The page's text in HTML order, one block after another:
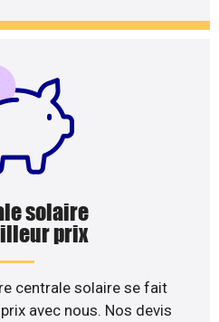
solaire
prix
centrale solaire se fait
avec nous. Nos devis